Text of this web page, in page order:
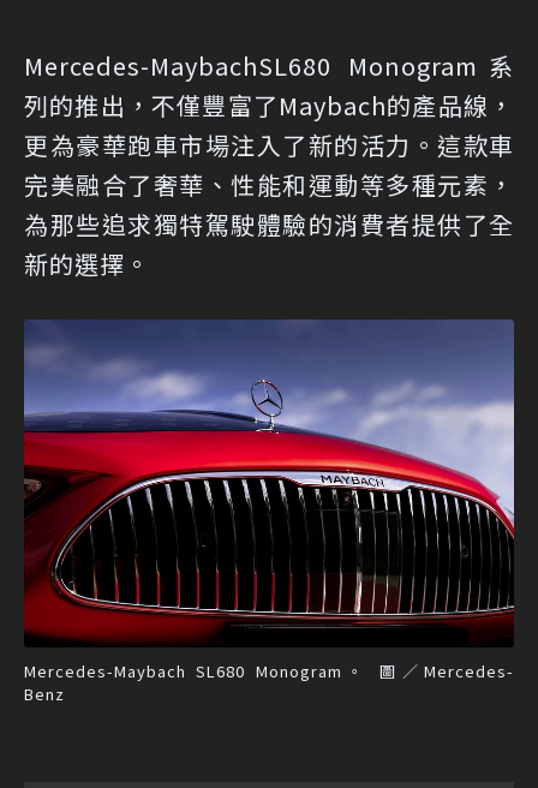
Mercedes-MaybachSL680 Monogram系
列的推出，不僅豐富了Maybach的產品線，
更為豪華跑車市場注入了新的活力。這款車
完美融合了奢華、性能和運動等多種元素，
為那些追求獨特駕駛體驗的消費者提供了全
新的選擇。
Mercedes-Maybach SL680 Monogram。 圖／Mercedes-
Benz